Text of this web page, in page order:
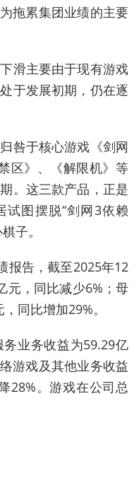
为拖累集团业绩的主要
滑主要由于现有游戏
于发展初期，仍在逐
咎于核心游戏《剑网
区》、《解限机》等
。这三款产品，正是
试图摆脱“剑网3依赖
子。
报告，截至2025年12
元，同比减少6%；母
同比增加29%。
业务收益为59.29亿
游戏及其他业务收益
28%。游戏在公司总